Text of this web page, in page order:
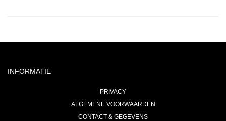
INFORMATIE
PRIVACY
ALGEMENE VOORWAARDEN
CONTACT & GEGEVENS